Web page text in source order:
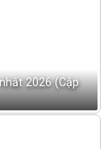
2026 (Cập